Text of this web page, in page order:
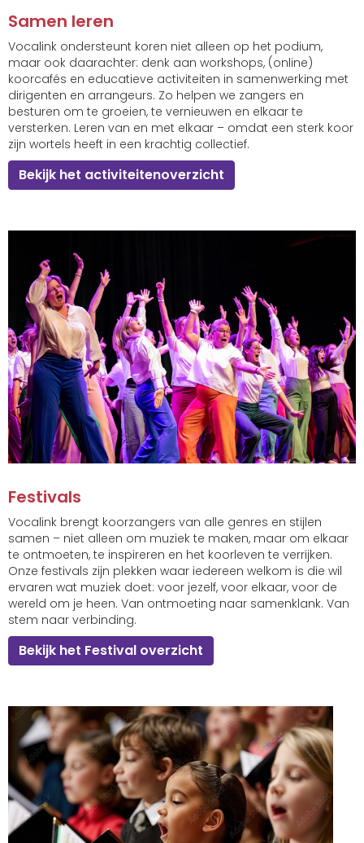
Samen leren
Vocalink ondersteunt koren niet alleen op het podium,
maar ook daarachter: denk aan workshops, (online)
koorcafés en educatieve activiteiten in samenwerking met
dirigenten en arrangeurs. Zo helpen we zangers en
besturen om te groeien, te vernieuwen en elkaar te
versterken. Leren van en met elkaar – omdat een sterk koor
zijn wortels heeft in een krachtig collectief.
Bekijk het activiteitenoverzicht
Festivals
Vocalink brengt koorzangers van alle genres en stijlen
samen – niet alleen om muziek te maken, maar om elkaar
te ontmoeten, te inspireren en het koorleven te verrijken.
Onze festivals zijn plekken waar iedereen welkom is die wil
ervaren wat muziek doet: voor jezelf, voor elkaar, voor de
wereld om je heen. Van ontmoeting naar samenklank. Van
stem naar verbinding.
Bekijk het Festival overzicht